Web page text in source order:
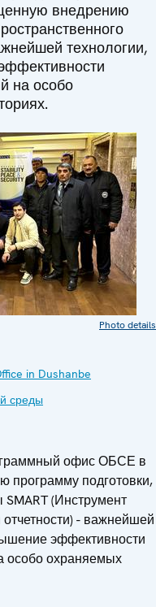
внедрению
технологии,
на особо
Photo details
in Dushanbe
среды
офис ОБСЕ в
программу подготовки,
(Инструмент
- важнейшей
эффективности
особо охраняемых